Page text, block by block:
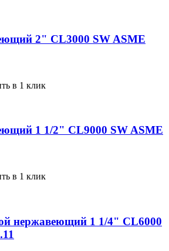
2" CL3000 SW ASME
в 1 клик
1 1/2" CL9000 SW ASME
в 1 клик
нержавеющий 1 1/4" CL6000